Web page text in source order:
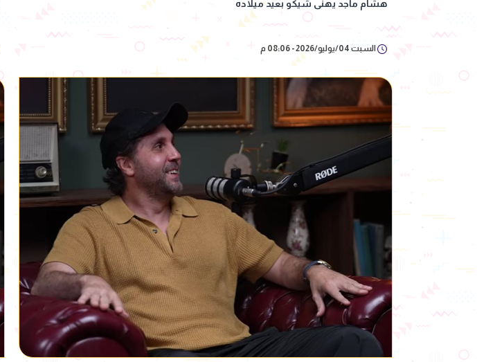
هشام ماجد يهنى شيكو بعيد ميلاده
السبت 04/يوليو/2026 - 08:06 م